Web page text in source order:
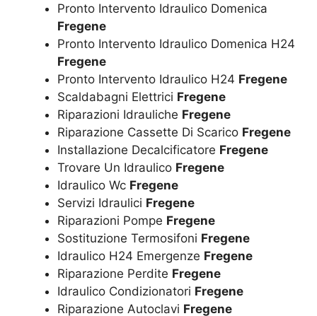
Pronto Intervento Idraulico Domenica
Fregene
Pronto Intervento Idraulico Domenica H24
Fregene
Pronto Intervento Idraulico H24 Fregene
Scaldabagni Elettrici Fregene
Riparazioni Idrauliche Fregene
Riparazione Cassette Di Scarico Fregene
Installazione Decalcificatore Fregene
Trovare Un Idraulico Fregene
Idraulico Wc Fregene
Servizi Idraulici Fregene
Riparazioni Pompe Fregene
Sostituzione Termosifoni Fregene
Idraulico H24 Emergenze Fregene
Riparazione Perdite Fregene
Idraulico Condizionatori Fregene
Riparazione Autoclavi Fregene